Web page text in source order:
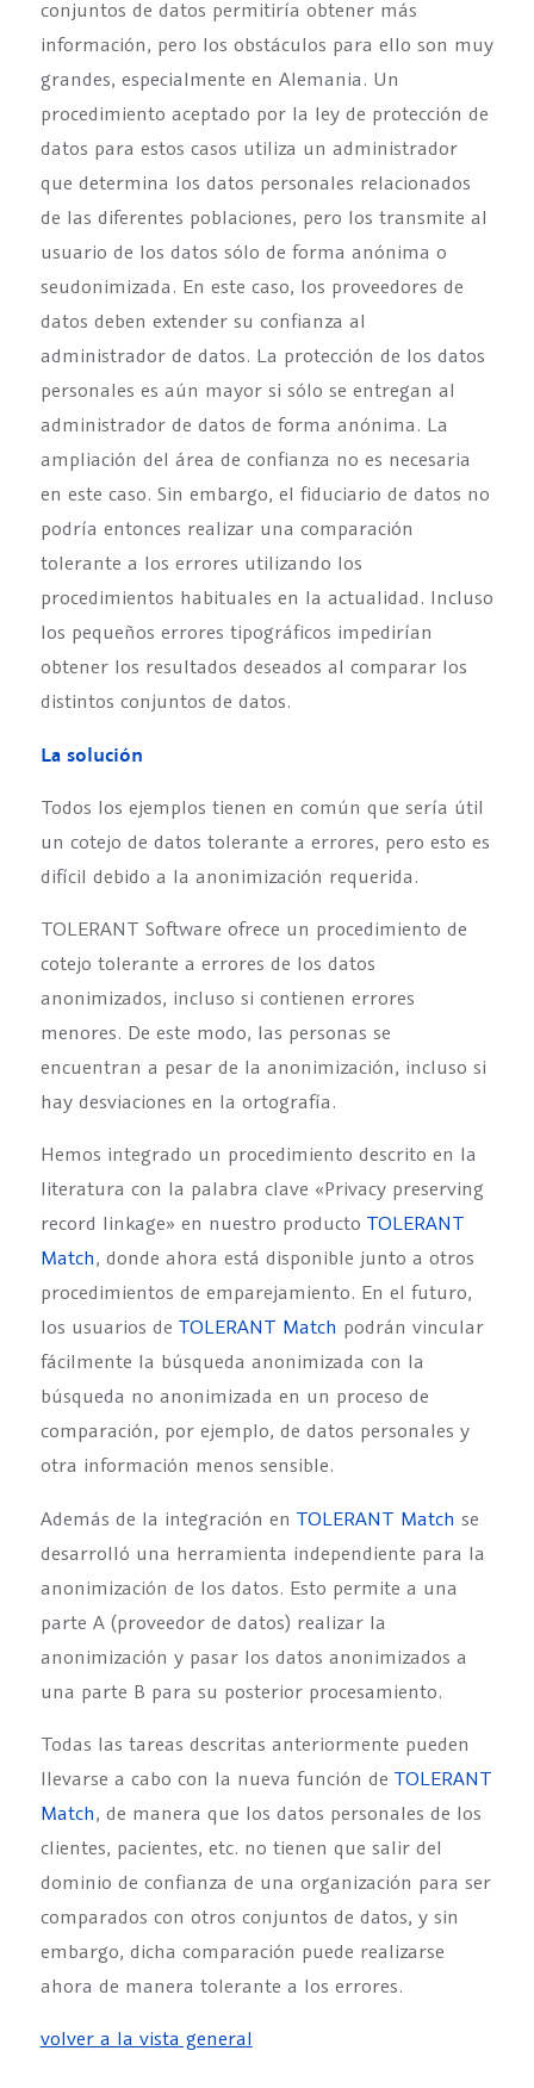
conjuntos de datos permitiría obtener más
información, pero los obstáculos para ello son muy
grandes, especialmente en Alemania. Un
procedimiento aceptado por la ley de protección de
datos para estos casos utiliza un administrador
que determina los datos personales relacionados
de las diferentes poblaciones, pero los transmite al
usuario de los datos sólo de forma anónima o
seudonimizada. En este caso, los proveedores de
datos deben extender su confianza al
administrador de datos. La protección de los datos
personales es aún mayor si sólo se entregan al
administrador de datos de forma anónima. La
ampliación del área de confianza no es necesaria
en este caso. Sin embargo, el fiduciario de datos no
podría entonces realizar una comparación
tolerante a los errores utilizando los
procedimientos habituales en la actualidad. Incluso
los pequeños errores tipográficos impedirían
obtener los resultados deseados al comparar los
distintos conjuntos de datos.
La solución
Todos los ejemplos tienen en común que sería útil
un cotejo de datos tolerante a errores, pero esto es
difícil debido a la anonimización requerida.
TOLERANT Software ofrece un procedimiento de
cotejo tolerante a errores de los datos
anonimizados, incluso si contienen errores
menores. De este modo, las personas se
encuentran a pesar de la anonimización, incluso si
hay desviaciones en la ortografía.
Hemos integrado un procedimiento descrito en la
literatura con la palabra clave «Privacy preserving
record linkage» en nuestro producto TOLERANT
Match, donde ahora está disponible junto a otros
procedimientos de emparejamiento. En el futuro,
los usuarios de TOLERANT Match podrán vincular
fácilmente la búsqueda anonimizada con la
búsqueda no anonimizada en un proceso de
comparación, por ejemplo, de datos personales y
otra información menos sensible.
Además de la integración en TOLERANT Match se
desarrolló una herramienta independiente para la
anonimización de los datos. Esto permite a una
parte A (proveedor de datos) realizar la
anonimización y pasar los datos anonimizados a
una parte B para su posterior procesamiento.
Todas las tareas descritas anteriormente pueden
llevarse a cabo con la nueva función de TOLERANT
Match, de manera que los datos personales de los
clientes, pacientes, etc. no tienen que salir del
dominio de confianza de una organización para ser
comparados con otros conjuntos de datos, y sin
embargo, dicha comparación puede realizarse
ahora de manera tolerante a los errores.
volver a la vista general